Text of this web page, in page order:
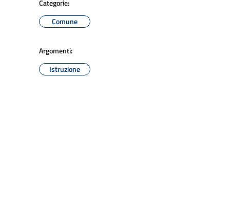
Categorie:
Comune
Argomenti:
Istruzione